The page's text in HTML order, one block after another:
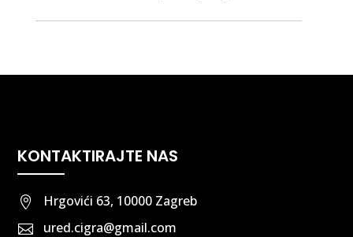
KONTAKTIRAJTE NAS
 Hrgovići 63, 10000 Zagreb
 ured.cigra@gmail.com